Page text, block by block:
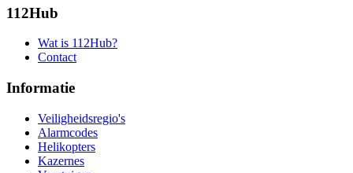
112Hub
Wat is 112Hub?
Contact
Informatie
Veiligheidsregio's
Alarmcodes
Helikopters
Kazernes